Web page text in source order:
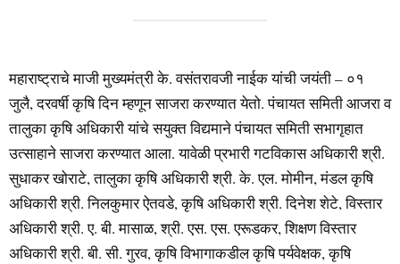
महाराष्ट्राचे माजी मुख्यमंत्री के. वसंतरावजी नाईक यांची जयंती – ०१
जुलै, दरवर्षी कृषि दिन म्हणून साजरा करण्यात येतो. पंचायत समिती आजरा व
तालुका कृषि अधिकारी यांचे सयुक्त विद्यमाने पंचायत समिती सभागृहात
उत्साहाने साजरा करण्यात आला. यावेळी प्रभारी गटविकास अधिकारी श्री.
सुधाकर खोराटे, तालुका कृषि अधिकारी श्री. के. एल. मोमीन, मंडल कृषि
अधिकारी श्री. निलकुमार ऐतवडे, कृषि अधिकारी श्री. दिनेश शेटे, विस्तार
अधिकारी श्री. ए. बी. मासाळ, श्री. एस. एस. एरूडकर, शिक्षण विस्तार
अधिकारी श्री. बी. सी. गुरव, कृषि विभागाकडील कृषि पर्यवेक्षक, कृषि